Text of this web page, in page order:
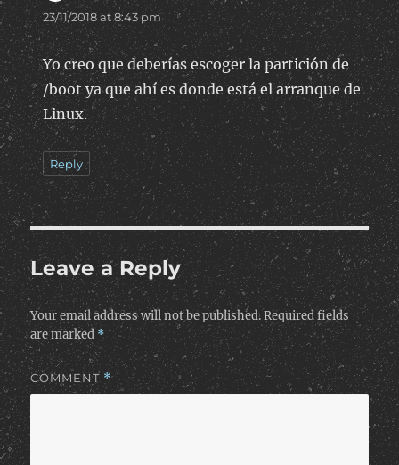
23/11/2018 at 8:43 pm
Yo creo que deberías escoger la partición de
/boot ya que ahí es donde está el arranque de
Linux.
Reply
Leave a Reply
Your email address will not be published. Required fields
are marked*
COMMENT *